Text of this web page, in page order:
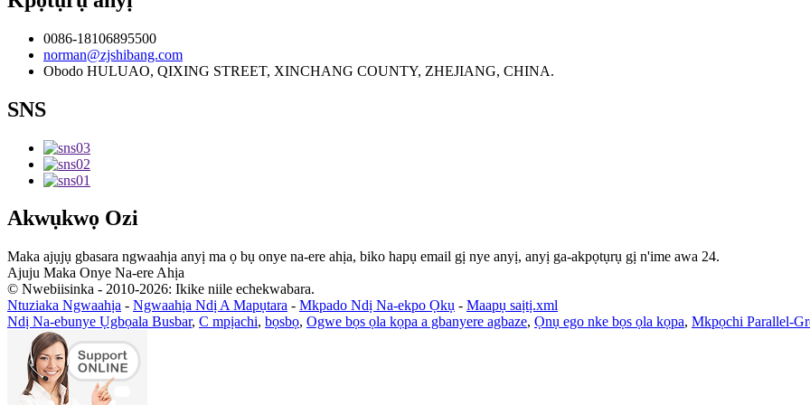
0086-18106895500
norman@zjshibang.com
Obodo HULUAO, QIXING STREET, XINCHANG COUNTY, ZHEJIANG, CHINA.
SNS
Akwụkwọ Ozi
Maka ajụjụ gbasara ngwaahịa anyị ma ọ bụ onye na-ere ahịa, biko hapụ email gị nye anyị, anyị ga-akpọtụrụ gị n'ime awa 24.
Ajuju Maka Onye Na-ere Ahịa
© Nwebiisinka - 2010-2026: Ikike niile echekwabara.
Ntuziaka Ngwaahịa - Ngwaahịa Ndị A Mapụtara - Mkpado Ndị Na-ekpo Ọkụ - Maapụ saịtị.xml
Ndị Na-ebunye Ụgbọala Busbar, C mpịachi, bọsbọ, Ogwe bọs ọla kọpa a gbanyere agbaze, Ọnụ ego nke bọs ọla kọpa, Mkpọchi Parallel-